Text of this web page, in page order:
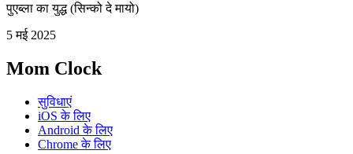
पुएब्ला का युद्ध (सिन्को दे मायो)
5 मई 2025
Mom Clock
सुविधाएं
iOS के लिए
Android के लिए
Chrome के लिए